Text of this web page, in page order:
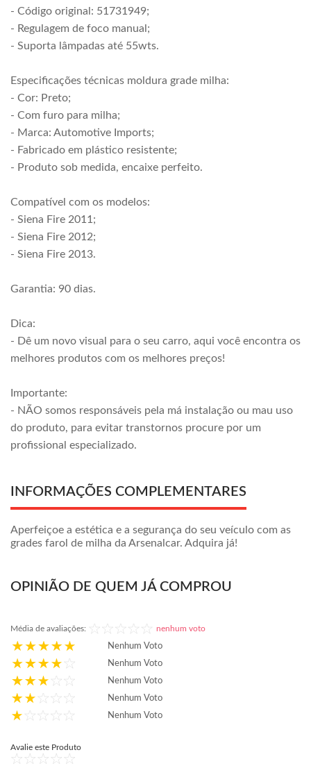
- Código original: 51731949;
- Regulagem de foco manual;
- Suporta lâmpadas até 55wts.
Especificações técnicas moldura grade milha:
- Cor: Preto;
- Com furo para milha;
- Marca: Automotive Imports;
- Fabricado em plástico resistente;
- Produto sob medida, encaixe perfeito.
Compatível com os modelos:
- Siena Fire 2011;
- Siena Fire 2012;
- Siena Fire 2013.
Garantia: 90 dias.
Dica:
- Dê um novo visual para o seu carro, aqui você encontra os
melhores produtos com os melhores preços!
Importante:
- NÃO somos responsáveis pela má instalação ou mau uso
do produto, para evitar transtornos procure por um
profissional especializado.
INFORMAÇÕES COMPLEMENTARES
Aperfeiçoe a estética e a segurança do seu veículo com as
grades farol de milha da Arsenalcar. Adquira já!
OPINIÃO DE QUEM JÁ COMPROU
Média de avaliações: nenhum voto
Nenhum Voto
Nenhum Voto
Nenhum Voto
Nenhum Voto
Nenhum Voto
Avalie este Produto